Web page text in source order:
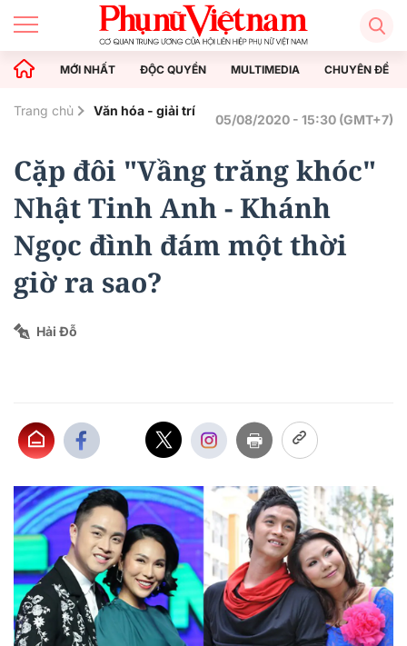
MỚI NHẤT ĐỘC QUYỀN MULTIMEDIA CHUYÊN ĐỀ
Trang chủ Văn hóa - giải trí
05/08/2020 - 15:30 (GMT+7)
Cặp đôi "Vầng trăng khóc"
Nhật Tinh Anh - Khánh
Ngọc đình đám một thời
giờ ra sao?
Hải Đỗ